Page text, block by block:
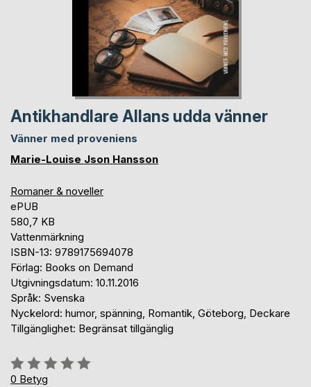
Antikhandlare Allans udda vänner
Vänner med proveniens
Marie-Louise Json Hansson
Romaner & noveller
ePUB
580,7 KB
Vattenmärkning
ISBN-13: 9789175694078
Förlag: Books on Demand
Utgivningsdatum: 10.11.2016
Språk: Svenska
Nyckelord: humor, spänning, Romantik, Göteborg, Deckare
Tillgänglighet: Begränsat tillgänglig
Betyg::
0%
0 Betyg